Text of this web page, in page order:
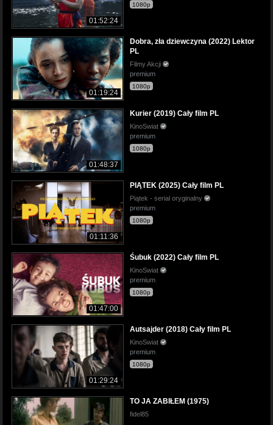
01:52:24
1080p
01:19:24
Dobra, zła dziewczyna (2022) Lektor
PL
Filmy Akcji
premium
1080p
01:48:37
Kurier (2019) Cały film PL
KinoSwiat
premium
1080p
01:11:36
PIĄTEK (2025) Cały film PL
Piątek - serial oryginalny
premium
1080p
01:47:00
Śubuk (2022) Cały film PL
KinoSwiat
premium
1080p
01:29:24
Autsajder (2018) Cały film PL
KinoSwiat
premium
1080p
TO JA ZABIŁEM (1975)
fidel85